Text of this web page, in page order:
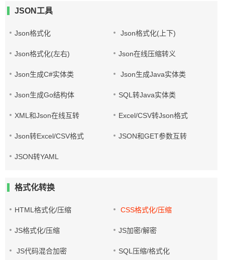
JSON工具
Json格式化 Json格式化(上下)
Json格式化(左右) Json在线压缩转义
Json生成C#实体类 Json生成Java实体类
Json生成Go结构体 SQL转Java实体类
XML和Json在线互转 Excel/CSV转Json格式
Json转Excel/CSV格式 JSON和GET参数互转
JSON转YAML
格式化转换
HTML格式化/压缩 CSS格式化/压缩
JS格式化/压缩 JS加密/解密
JS代码混合加密 SQL压缩/格式化